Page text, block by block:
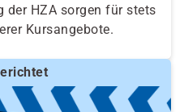
der HZA sorgen für stets
Kursangebote.